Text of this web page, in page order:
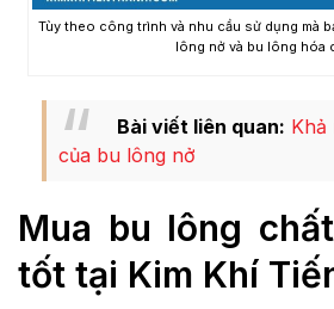
Tùy theo công trình và nhu cầu sử dụng mà
lông nở và bu lông hóa
Bài viết liên quan: Khả
của bu lông nở
Mua bu lông
tốt tại Kim Khí